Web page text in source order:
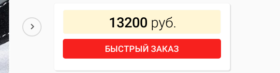
13200 руб.
БЫСТРЫЙ ЗАКАЗ